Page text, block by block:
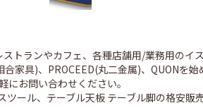
トランやカフェ、各種店舗用/業務用のイ
家具)、PROCEED(丸二金属)、QUONを
お問い合わせください。
ール、テーブル天板 テーブル脚の格安販